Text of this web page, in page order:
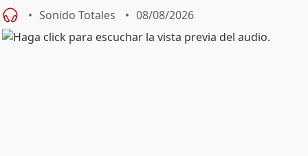
Sonido Totales 08/08/2026